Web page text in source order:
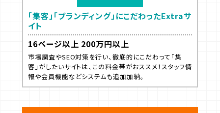
「集客」「ブランディング」にこだわったExtraサ
イト
16ページ以上 200万円以上
市場調査やSEO対策を行い、徹底的にこだわって「集
客」がしたいサイトは、この料金帯がおススメ！スタッフ情
報や会員機能などシステムも追加加納。